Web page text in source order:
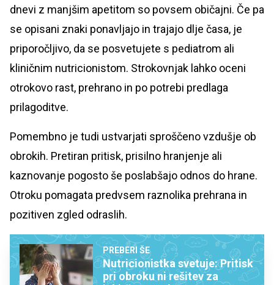
dnevi z manjšim apetitom so povsem običajni. Če pa
se opisani znaki ponavljajo in trajajo dlje časa, je
priporočljivo, da se posvetujete s pediatrom ali
kliničnim nutricionistom. Strokovnjak lahko oceni
otrokovo rast, prehrano in po potrebi predlaga
prilagoditve.
Pomembno je tudi ustvarjati sproščeno vzdušje ob
obrokih. Pretiran pritisk, prisilno hranjenje ali
kaznovanje pogosto še poslabšajo odnos do hrane.
Otroku pomagata predvsem raznolika prehrana in
pozitiven zgled odraslih.
PREBERI ŠE
Nutricionistka svetuje: Pritisk
pri obroku ni rešitev za